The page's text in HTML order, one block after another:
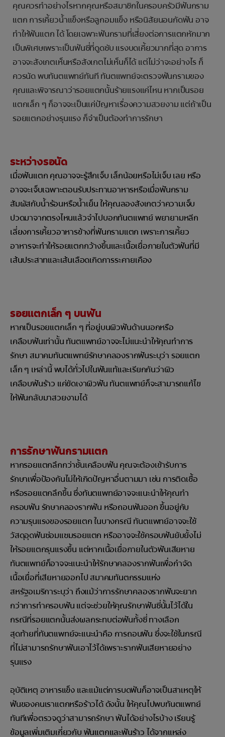
คุณควรทำอย่างไรหากคุณหรือสมาชิกในครอบครัวมีฟันกราม
แตก การเคี้ยวน้ำแข็งหรือลูกอมแข็ง หรือนิสัยนอนกัดฟัน อาจ
ทำให้ฟันแตก ได้ โดยเฉพาะฟันกรามที่เสี่ยงต่อการแตกหักมาก
เป็นพิเศษเพราะเป็นฟันซี่ที่ดูดซับ แรงบดเคี้ยวมากที่สุด อาการ
อาจจะสังเกตเห็นหรือสังเกตไม่เห็นก็ได้ แต่ไม่ว่าจะอย่างไร ก็
ควรนัด พบทันตแพทย์ทันที ทันตแพทย์จะตรวจฟันกรามของ
คุณและพิจารณาว่ารอยแตกนั้นร้ายแรงแค่ไหน หากเป็นรอย
แตกเล็ก ๆ ก็อาจจะเป็นแค่ปัญหาเรื่องความสวยงาม แต่ถ้าเป็น
รอยแตกอย่างรุนแรง ก็จำเป็นต้องทำการรักษา
ระหว่างรอนัด
เมื่อฟันแตก คุณอาจจะรู้สึกเจ็บ เล็กน้อยหรือไม่เจ็บ เลย หรือ
อาจจะเจ็บเฉพาะตอนรับประทานอาหารหรือเมื่อฟันกราม
สัมผัสกับน้ำร้อนหรือน้ำเย็น ให้คุณลองสังเกตว่าความเจ็บ
ปวดมาจากตรงไหนแล้วจำไปบอกทันตแพทย์ พยายามหลีก
เลี่ยงการเคี้ยวอาหารข้างที่ฟันกรามแตก เพราะการเคี้ยว
อาหารจะทำให้รอยแตกกว้างขึ้นและเนื้อเยื่อภายในตัวฟันที่มี
เส้นประสาทและเส้นเลือดเกิดการระคายเคือง
รอยแตกเล็ก ๆ บนฟัน
หากเป็นรอยแตกเล็ก ๆ ที่อยู่บนผิวฟันด้านนอกหรือ
เคลือบฟันเท่านั้น ทันตแพทย์อาจจะไม่แนะนำให้คุณทำการ
รักษา สมาคมทันตแพทย์รักษาคลองรากฟันระบุว่า รอยแตก
เล็ก ๆ เหล่านี้ พบได้ทั่วไปในฟันแท้และเรียกกันว่าผิว
เคลือบฟันร้าว แค่ขัดเงาผิวฟัน ทันตแพทย์ก็จะสามารถแก้ไข
ให้ฟันกลับมาสวยงามได้
การรักษาฟันกรามแตก
หากรอยแตกลึกกว่าชั้นเคลือบฟัน คุณจะต้องเข้ารับการ
รักษาเพื่อป้องกันไม่ให้เกิดปัญหาอื่นตามมา เช่น การติดเชื้อ
หรือรอยแตกลึกขึ้น ซึ่งทันตแพทย์อาจจะแนะนำให้คุณทำ
ครอบฟัน รักษาคลองรากฟัน หรือถอนฟันออก ขึ้นอยู่กับ
ความรุนแรงของรอยแตก ในบางกรณี ทันตแพทย์อาจจะใช้
วัสดุอุดฟันซ่อมแซมรอยแตก หรืออาจจะใช้ครอบฟันยับยั้งไม่
ให้รอยแตกรุนแรงขึ้น แต่หากเนื้อเยื่อภายในตัวฟันเสียหาย
ทันตแพทย์ก็อาจจะแนะนำให้รักษาคลองรากฟันเพื่อกำจัด
เนื้อเยื่อที่เสียหายออกไป สมาคมทันตกรรมแห่ง
สหรัฐอเมริการะบุว่า ถึงแม้ว่าการรักษาคลองรากฟันจะยาก
กว่าการทำครอบฟัน แต่จะช่วยให้คุณรักษาฟันซี่นั้นไว้ได้ใน
กรณีที่รอยแตกนั้นส่งผลกระทบต่อฟันทั้งซี่ ทางเลือก
สุดท้ายที่ทันตแพทย์จะแนะนำคือ การถอนฟัน ซึ่งจะใช้ในกรณี
ที่ไม่สามารถรักษาฟันเอาไว้ได้เพราะรากฟันเสียหายอย่าง
รุนแรง
อุบัติเหตุ อาหารแข็ง และแม้แต่การบดฟันก็อาจเป็นสาเหตุให้
ฟันของคนเราแตกหรือร้าวได้ ดังนั้น ให้คุณไปพบทันตแพทย์
ทันทีเพื่อตรวจดูว่าสามารถรักษา ฟันได้อย่างไรบ้าง เรียนรู้
ข้อมูลเพิ่มเติมเกี่ยวกับ ฟันแตกและฟันร้าว ได้จากแหล่ง